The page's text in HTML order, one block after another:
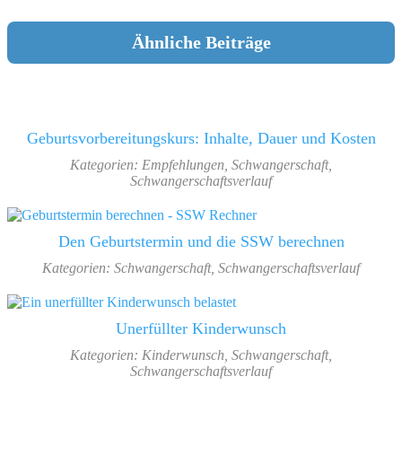
Ähnliche Beiträge
Geburtsvorbereitungskurs: Inhalte, Dauer und Kosten
Kategorien: Empfehlungen Schwangerschaft,
Schwangerschaftsverlauf
Den Geburtstermin und die SSW berechnen
Kategorien: Schwangerschaft, Schwangerschaftsverlauf
Unerfüllter Kinderwunsch
Kategorien: Kinderwunsch Schwangerschaft,
Schwangerschaftsverlauf